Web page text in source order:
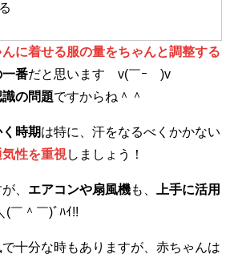
に着せる服の量をちゃんと調整する
一番だと思います v(￣ｰ￣)v
の問題ですからね＾＾
時期は特に、汗をなるべくかかない
気性を重視しましょう！
、 エアコンや扇風機も、
上手に活用
￣＾￣)ﾞﾊｲ!!
十分な時もありますが、赤ちゃんは